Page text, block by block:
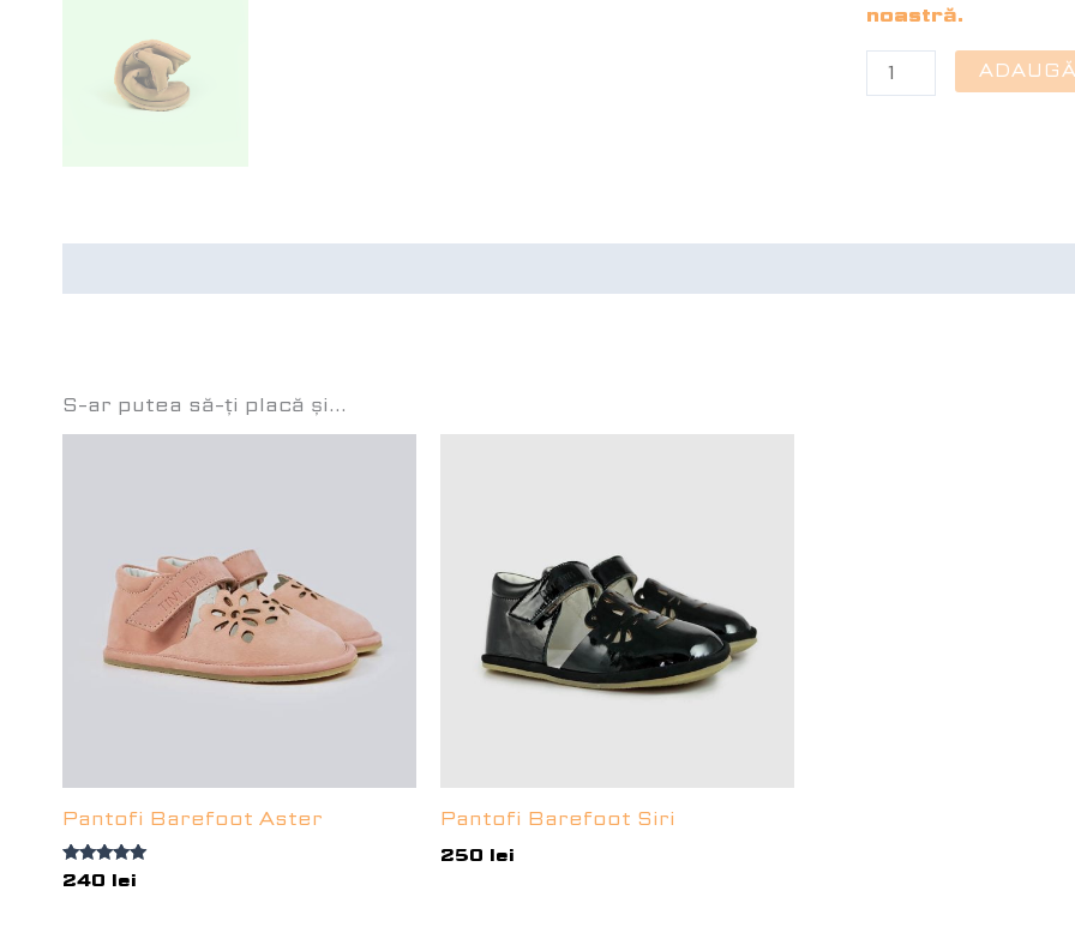
noastră.
S-ar putea să-ți placă și…
Pantofi Barefoot Aster
Evaluat la
5.00
240 lei
Pantofi Barefoot Siri
250 lei